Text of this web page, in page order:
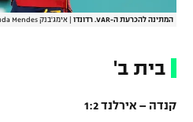
המתינה להכרעת ה-VAR. רדונדו אימג'בנק GettyImages, Buda Mendes
בית ב'
קנדה – אירלנד 1:2